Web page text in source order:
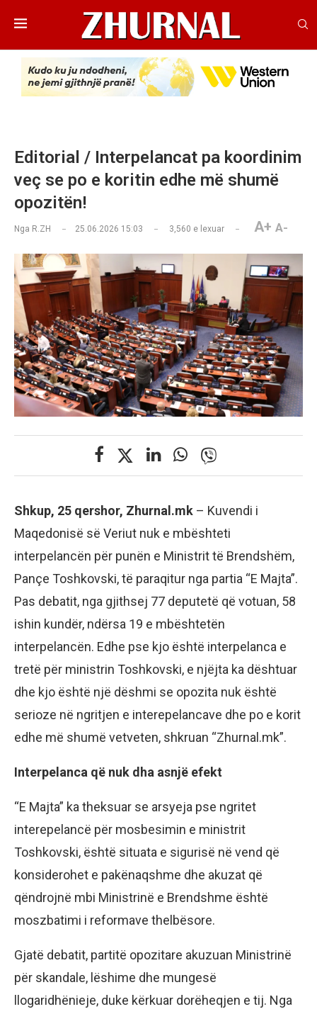
Editorial / Interpelancat pa koordinim
veç se po e koritin edhe më shumë
opozitën!
Nga R.ZH 25.06.2026 15:03 3,560 e lexuar A+ A-
Shkup, 25 qershor, Zhurnal.mk – Kuvendi i
Maqedonisë së Veriut nuk e mbështeti
interpelancën për punën e Ministrit të Brendshëm,
Pançe Toshkovski, të paraqitur nga partia “E Majta”.
Pas debatit, nga gjithsej 77 deputetë që votuan, 58
ishin kundër, ndërsa 19 e mbështetën
interpelancën. Edhe pse kjo është interpelanca e
tretë për ministrin Toshkovski, e njëjta ka dështuar
dhe kjo është një dëshmi se opozita nuk është
serioze në ngritjen e interepelancave dhe po e korit
edhe më shumë vetveten, shkruan “Zhurnal.mk”.
Interpelanca që nuk dha asnjë efekt
“E Majta” ka theksuar se arsyeja pse ngritet
interepelancë për mosbesimin e ministrit
Toshkovski, është situata e sigurisë në vend që
konsiderohet e pakënaqshme dhe akuzat që
qëndrojnë mbi Ministrinë e Brendshme është
moszbatimi i reformave thelbësore.
Gjatë debatit, partitë opozitare akuzuan Ministrinë
për skandale, lëshime dhe mungesë
llogaridhënieje, duke kërkuar dorëheqjen e tij. Nga